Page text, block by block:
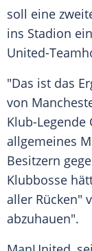
soll eine
ins Stadion
United-
"Das ist das
von
Klub-Legende
allgemeines
Besitzern
Klubbosse
aller Rücken"
abzuhauen".